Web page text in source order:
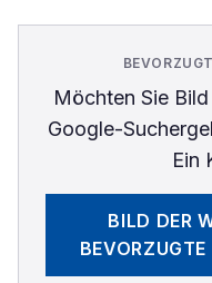
Möchten Sie
Google-
Ein
BILD DER